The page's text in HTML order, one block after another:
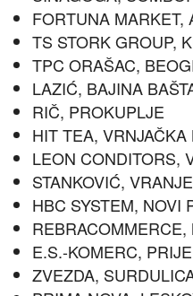
FORTUNA MARKET,
TS STORK GROUP,
TPC ORAŠAC,
LAZIĆ, BAJINA
RIČ, PROKUPLJE
HIT TEA, VRNJAČKA
LEON CONDITORS,
STANKOVIĆ, VRANJE
HBC SYSTEM, NOVI
E.S.-KOMERC,
ZVEZDA,